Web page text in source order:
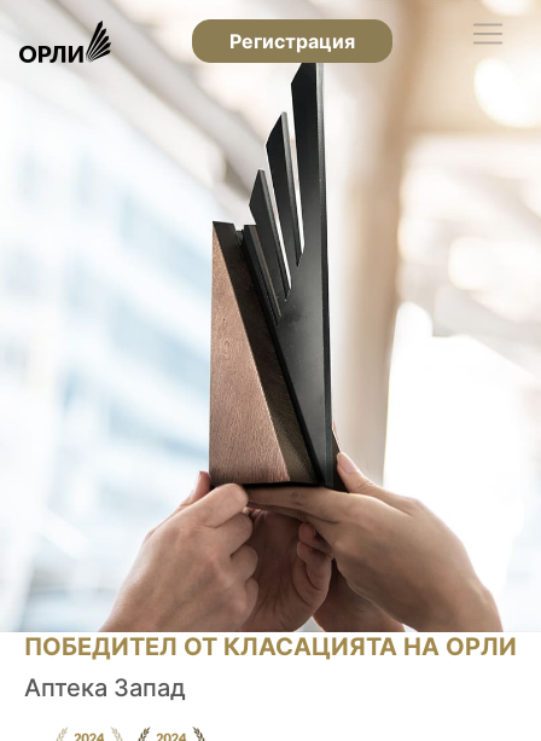
Регистрация
ПОБЕДИТЕЛ ОТ КЛАСАЦИЯТА НА ОРЛИ
Аптека Запад